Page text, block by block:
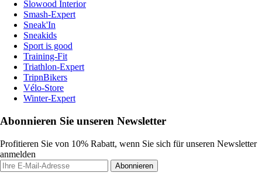
Slowood Interior
Smash-Expert
Sneak'In
Sneakids
Sport is good
Training-Fit
Triathlon-Expert
TripnBikers
Vélo-Store
Winter-Expert
Abonnieren Sie unseren Newsletter
Profitieren Sie von 10% Rabatt, wenn Sie sich für unseren Newsletter
anmelden
Abonnieren